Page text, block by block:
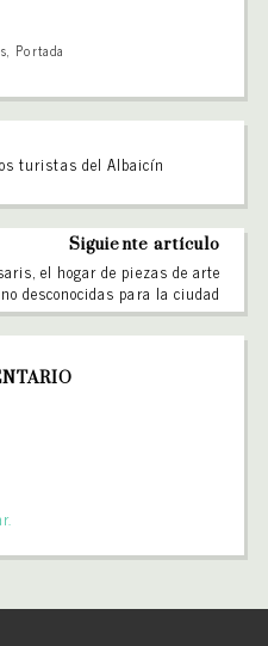
, Portada
turistas del Albaicín
Siguiente artículo
el hogar de piezas de arte
desconocidas para la ciudad